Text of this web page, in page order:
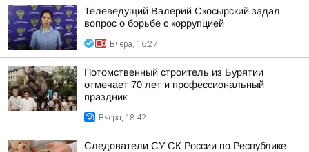
Телеведущий Валерий Скосырский задал
вопрос о борьбе с коррупцией
Вчера, 16:27
Потомственный строитель из Бурятии
отмечает 70 лет и профессиональный
праздник
Вчера, 18:42
Следователи СУ СК России по Республике